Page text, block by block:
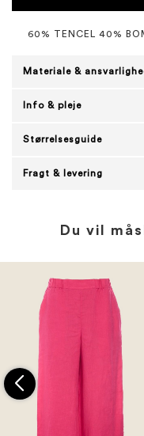
60% TENCEL 40%
Materiale &
Info & pleje
Størrelsesguide
Fragt & levering
Du vil